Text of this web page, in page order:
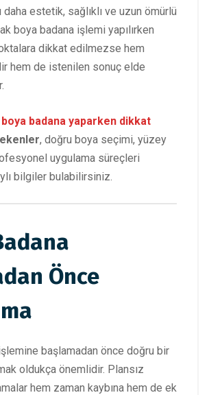
daha estetik, sağlıklı ve uzun ömürlü
boya badana işlemi yapılırken
dikkat edilmezse hem
hem de istenilen sonuç elde
boya badana yaparken dikkat
, doğru boya seçimi, yüzey
uygulama süreçleri
bilgiler bulabilirsiniz.
Önce
başlamadan önce doğru bir
oldukça önemlidir. Plansız
hem zaman kaybına hem de ek